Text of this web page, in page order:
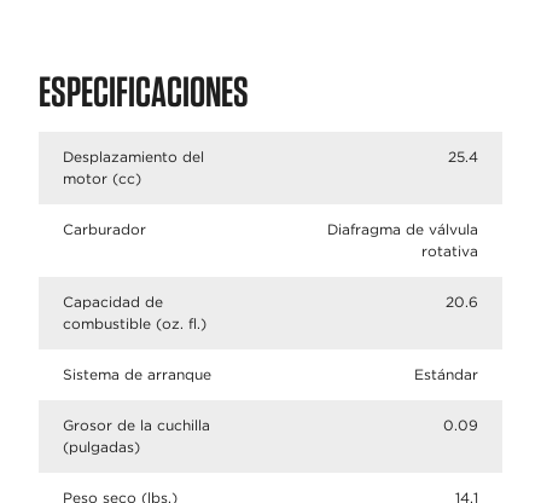
ESPECIFICACIONES
Desplazamiento del
motor (cc)
25.4
Carburador
Diafragma de válvula
rotativa
Capacidad de
combustible (oz. fl.)
20.6
Sistema de arranque Estándar
Grosor de la cuchilla
(pulgadas)
0.09
Peso seco (lbs.) 14.1